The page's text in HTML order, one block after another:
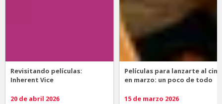
Revisitando películas:
Inherent Vice
20 de abril 2026
Películas para lanzarte al cine
en marzo: un poco de todo
15 de marzo 2026